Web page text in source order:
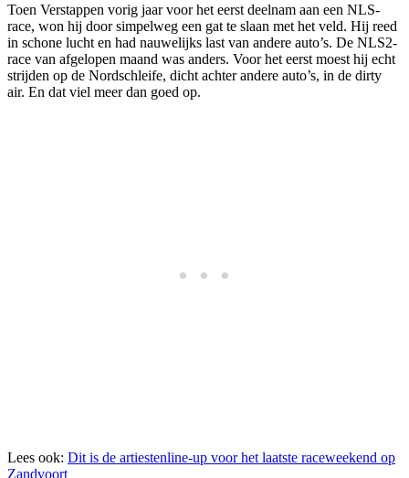
Toen Verstappen vorig jaar voor het eerst deelnam aan een NLS-
race, won hij door simpelweg een gat te slaan met het veld. Hij reed
in schone lucht en had nauwelijks last van andere auto’s. De NLS2-
race van afgelopen maand was anders. Voor het eerst moest hij echt
strijden op de Nordschleife, dicht achter andere auto’s, in de dirty
air. En dat viel meer dan goed op.
Lees ook: Dit is de artiestenline-up voor het laatste raceweekend op
Zandvoort